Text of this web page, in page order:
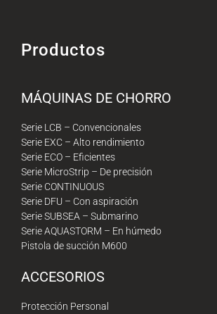
Productos
MÁQUINAS DE CHORRO
Serie LCB – Convencionales
Serie EXC – Alto rendimiento
Serie ECO – Eficientes
Serie MicroStrip – De precisión
Serie CONTINUOUS
Serie DFU – Con aspiración
Serie SUBSEA – Submarino
Serie AQUASTORM – En húmedo
Pistola de succión M600
ACCESORIOS
Protección Personal